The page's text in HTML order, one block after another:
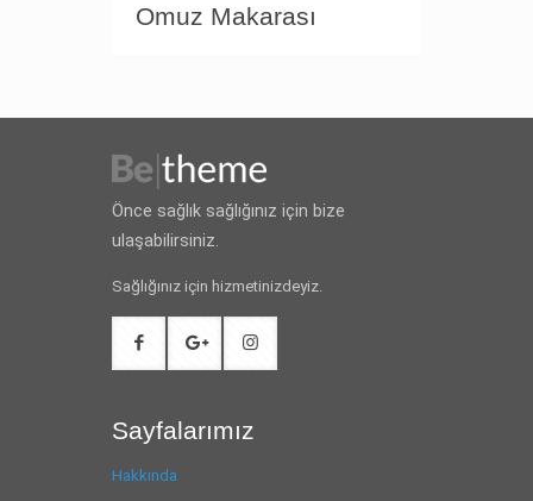
Omuz Makarası
Önce sağlık sağlığınız için bize
ulaşabilirsiniz.
Sağlığınız için hizmetinizdeyiz.
Sayfalarımız
Hakkında